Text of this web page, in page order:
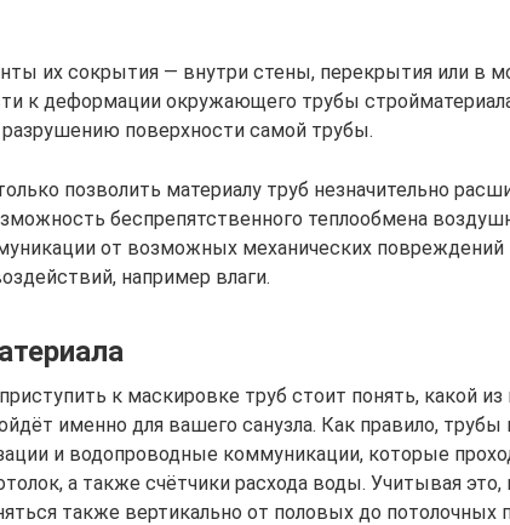
их сокрытия — внутри стены, перекрытия или в
к деформации окружающего трубы
разрушению поверхности самой трубы.
позволить материалу труб незначительно
беспрепятственного теплообмена
от возможных механических повреждений
например влаги.
к маскировке труб стоит понять, какой из
именно для вашего санузла. Как правило, трубы
и водопроводные коммуникации, которые
а также счётчики расхода воды. Учитывая
также вертикально от половых до потолочных